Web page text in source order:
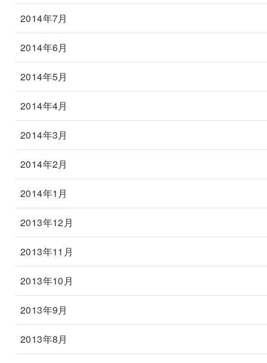
2014年7月
2014年6月
2014年5月
2014年4月
2014年3月
2014年2月
2014年1月
2013年12月
2013年11月
2013年10月
2013年9月
2013年8月